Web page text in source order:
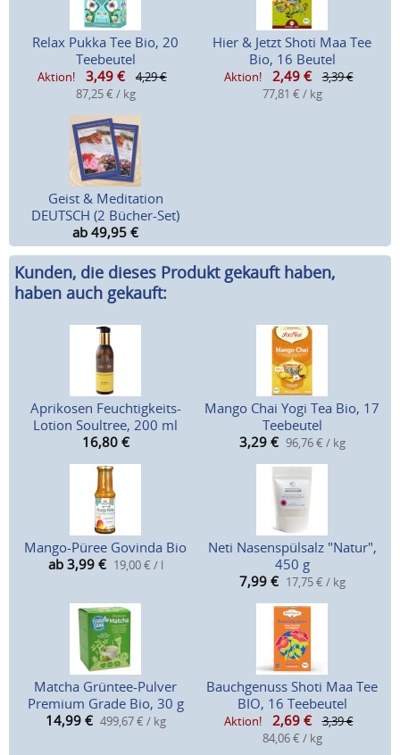
Relax Pukka Tee Bio, 20
Teebeutel
Aktion! 3,49 €
4,29 €
87,25 € / kg
Hier & Jetzt Shoti Maa Tee
Bio, 16 Beutel
Aktion! 2,49 €
3,39 €
77,81 € / kg
Geist & Meditation
DEUTSCH (2 Bücher-Set)
ab 49,95 €
Kunden, die dieses Produkt gekauft haben,
haben auch gekauft:
Aprikosen Feuchtigkeits-
Lotion Soultree, 200 ml
16,80 €
Mango Chai Yogi Tea Bio, 17
Teebeutel
3,29 € 96,76 € / kg
Mango-Püree Govinda Bio
ab 3,99 € 19,00 € / l
Neti Nasenspülsalz "Natur",
450 g
7,99 € 17,75 € / kg
Matcha Grüntee-Pulver
Premium Grade Bio, 30 g
14,99 € 499,67 € / kg
Bauchgenuss Shoti Maa Tee
BIO, 16 Teebeutel
Aktion! 2,69 €
3,39 €
84,06 € / kg